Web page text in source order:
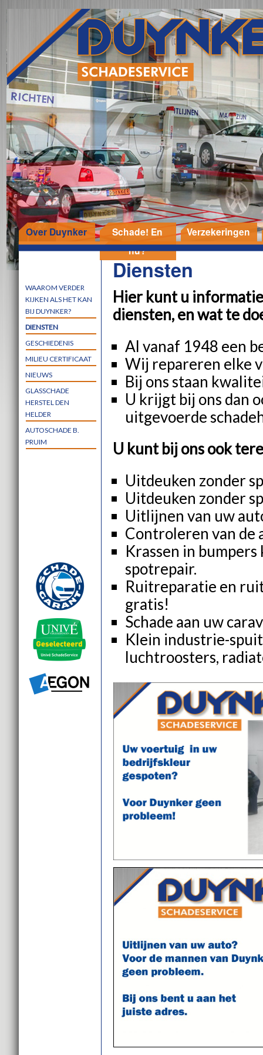
Over Duynker
Schade! En
nu?
Verzekeringen
WAAROM VERDER
KIJKEN ALS HET KAN
BIJ DUYNKER?
DIENSTEN
GESCHIEDENIS
MILIEU CERTIFICAAT
NIEUWS
GLASSCHADE
HERSTEL DEN
HELDER
AUTOSCHADE B.
PRUIM
Diensten
Hier kunt u
diensten, en wat te
Al vanaf 1948 een
Wij repareren elke
Bij ons staan
U krijgt bij ons dan
uitgevoerde
U kunt bij ons ook
Uitdeuken zonder
Uitdeuken zonder
Uitlijnen van uw
Controleren van de
Krassen in
spotrepair.
Ruitreparatie en
gratis!
Schade aan uw
Klein industrie-
luchtroosters,